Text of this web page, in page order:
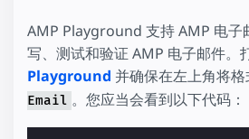
AMP Playground 支持 AMP 电子
写、测试和验证 AMP 电子邮件。
Playground 并确保在左上角将格
Email 。您应当会看到以下代码：